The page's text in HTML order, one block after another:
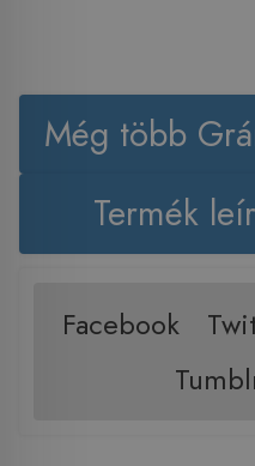
Még több
Termék
Facebook